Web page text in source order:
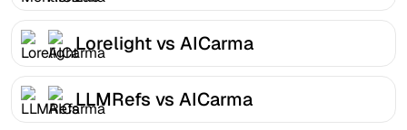
Lorelight vs AICarma
LLMRefs vs AICarma